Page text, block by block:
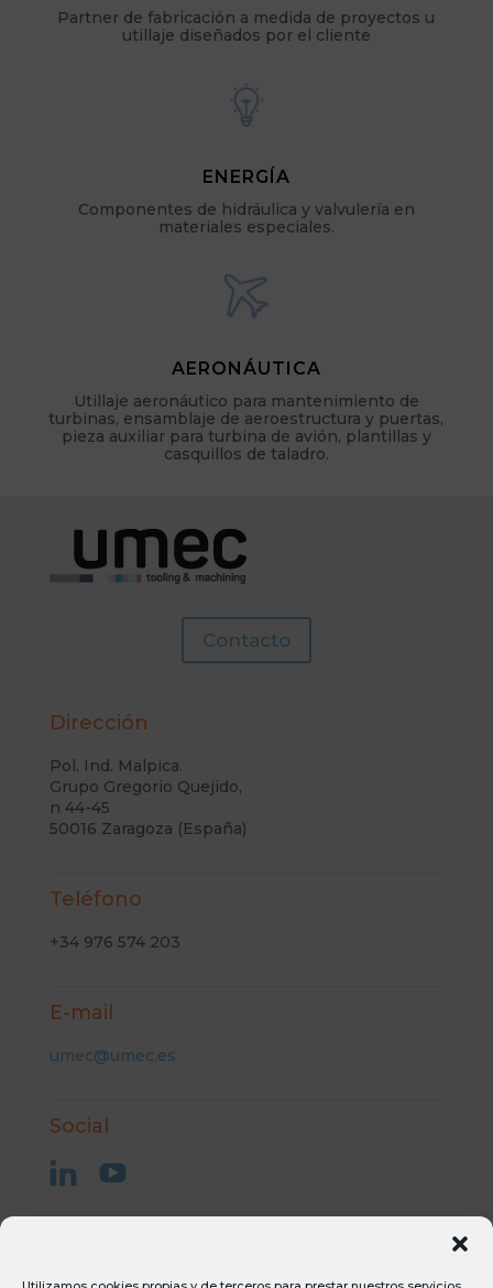
Partner de fabricación a medida de proyectos u
utillaje diseñados por el cliente
ENERGÍA
Componentes de hidráulica y valvulería en
materiales especiales.
AERONÁUTICA
Utillaje aeronáutico para mantenimiento de
turbinas, ensamblaje de aeroestructura y puertas,
pieza auxiliar para turbina de avión, plantillas y
casquillos de taladro.
Contacto
Dirección
Pol. Ind. Malpica.
Grupo Gregorio Quejido,
n 44-45
50016 Zaragoza (España)
Teléfono
+34 976 574 203
E-mail
umec@umec.es
Social